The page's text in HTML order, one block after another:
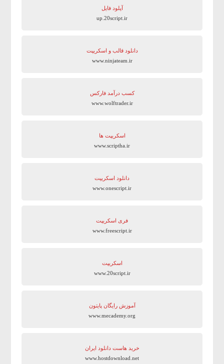
آپلود فایل
up.20script.ir
دانلود قالب و اسکریپت
www.ninjateam.ir
کسب درآمد فارکس
www.wolftrader.ir
اسکریپت ها
www.scriptha.ir
دانلود اسکریپت
www.onescript.ir
فری اسکریپت
www.freescript.ir
اسکریپت
www.20script.ir
آموزش رایگان پایتون
www.mecademy.org
خرید هاست دانلود ایران
www.hostdownload.net